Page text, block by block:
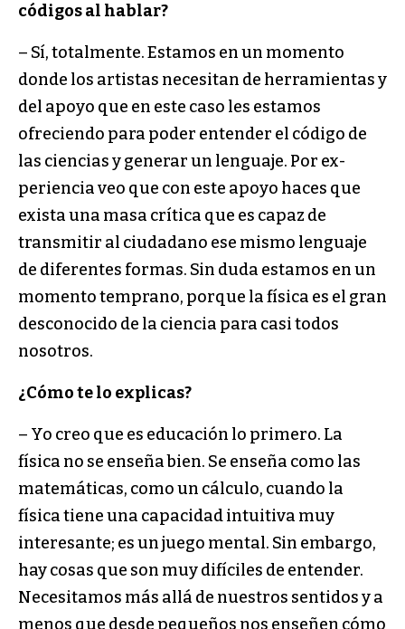
códigos al hablar?
– Sí, totalmente. Estamos en un momento
donde los artistas necesitan de herramientas y
del apoyo que en este caso les estamos
ofreciendo para poder entender el código de
las ciencias y generar un lenguaje. Por ex­
periencia veo que con este apoyo haces que
exista una masa crítica que es capaz de
transmitir al ciudadano ese mismo lenguaje
de diferentes formas. Sin duda estamos en un
momento temprano, porque la física es el gran
desconocido de la ciencia para casi todos
nosotros.
¿Cómo te lo explicas?
– Yo creo que es educación lo primero. La
física no se enseña bien. Se enseña como las
matemáticas, como un cálculo, cuando la
física tiene una capacidad intui­tiva muy
interesante; es un juego mental. Sin embargo,
hay cosas que son muy difíciles de entender.
Necesita­mos más allá de nuestros sentidos y a
menos que desde pequeños nos enseñen cómo